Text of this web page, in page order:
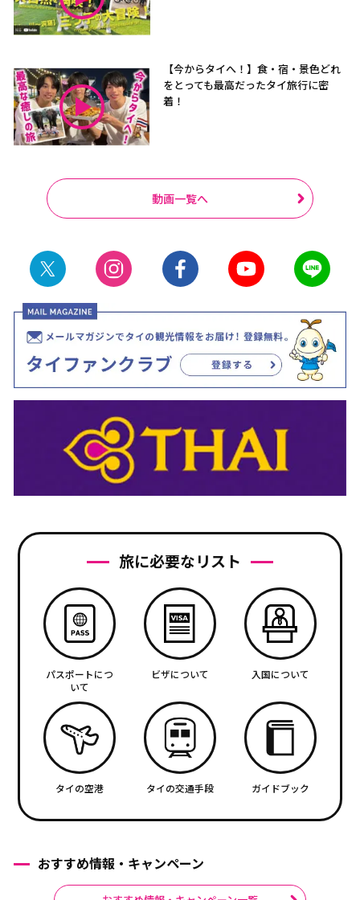
【今からタイへ！】食・宿・景色どれ
をとっても最高だったタイ旅行に密
着！
動画一覧へ
旅に必要なリスト
パスポートにつ
いて
ビザについて 入国について
タイの空港 タイの交通手段 ガイドブック
おすすめ情報・キャンペーン